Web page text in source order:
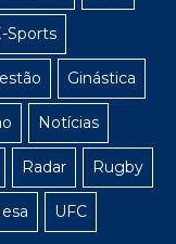
Sports
Ginástica
Notícias
Radar Rugby
UFC